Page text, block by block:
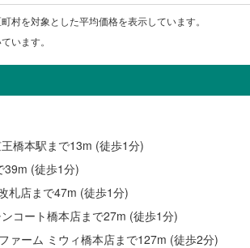
村を対象とした平均価格を表示しています。
います。
橋本駅まで13m (徒歩1分)
39m (徒歩1分)
札店まで47m (徒歩1分)
コート橋本店まで27m (徒歩1分)
ァーム ミウィ橋本店まで127m (徒歩2分)